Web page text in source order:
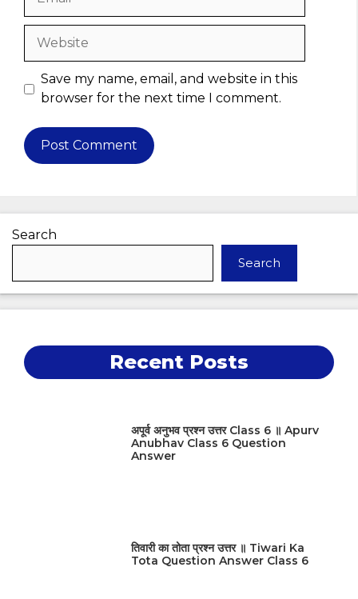
Website
Save my name, email, and website in this
browser for the next time I comment.
Search
Search
Recent Posts
अपूर्व अनुभव प्रश्न उत्तर Class 6 ॥ Apurv
Anubhav Class 6 Question
Answer
तिवारी का तोता प्रश्न उत्तर ॥ Tiwari Ka
Tota Question Answer Class 6